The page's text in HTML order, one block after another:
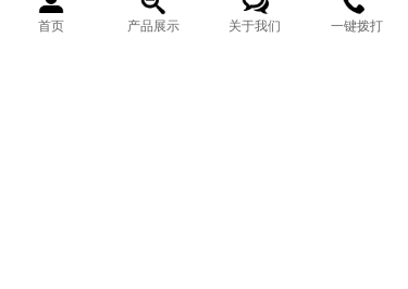
发表评论
首页 产品展示 关于我们 一键拨打